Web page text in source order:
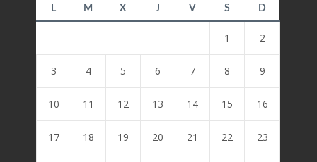
L M X J V S D
1 2
3 4 5 6 7 8 9
10 11 12 13 14 15 16
17 18 19 20 21 22 23